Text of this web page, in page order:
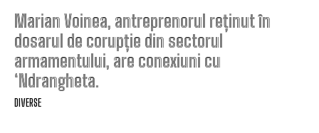
Marian Voinea, antreprenorul reținut în
dosarul de corupție din sectorul
armamentului, are conexiuni cu
‘Ndrangheta.
DIVERSE